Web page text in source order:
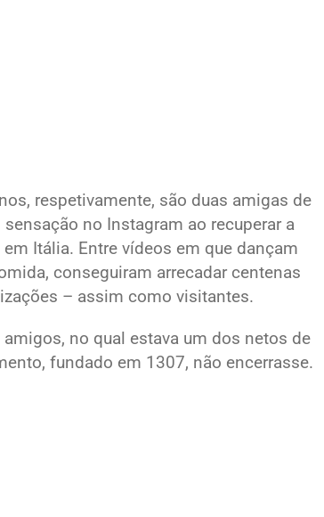
respetivamente, são duas amigas de
no Instagram ao recuperar a
Itália. Entre vídeos em que dançam
conseguiram arrecadar centenas
– assim como visitantes.
no qual estava um dos netos de
fundado em 1307, não encerrasse.